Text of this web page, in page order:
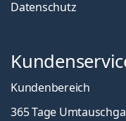
Datenschutz
Kundenbereich
365 Tage